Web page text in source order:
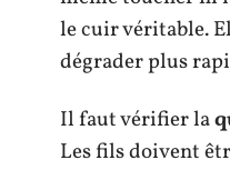
le cuir véritable.
dégrader plus
Il faut vérifier la
Les fils doivent